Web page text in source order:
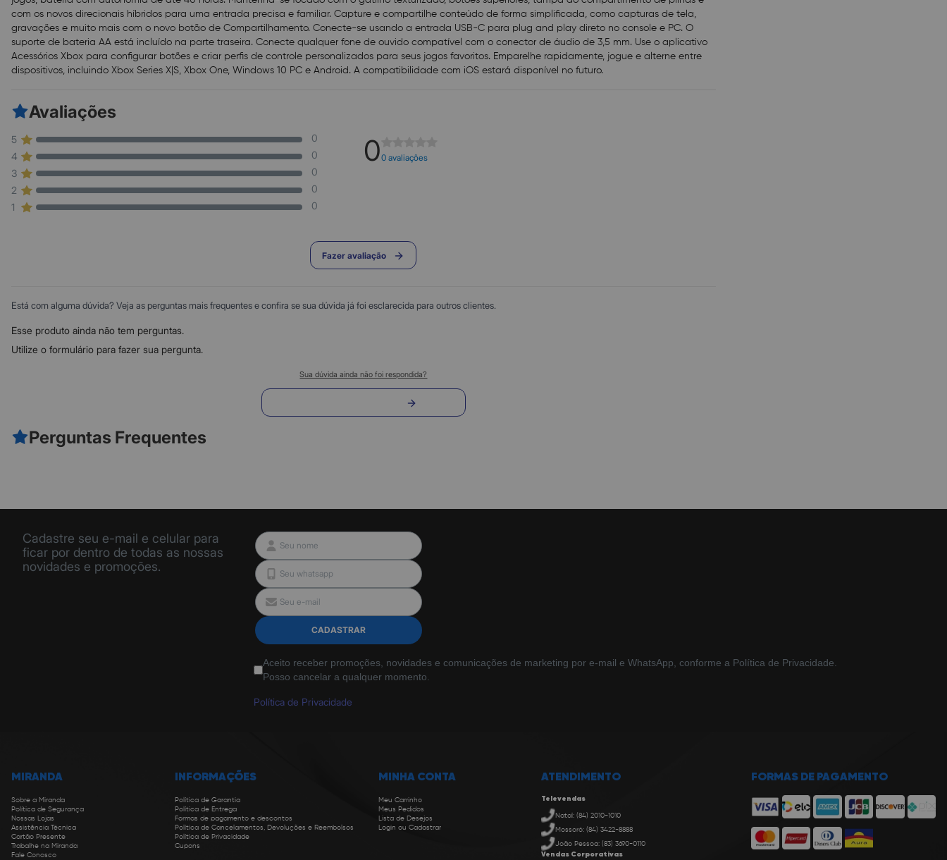
com os novos direcionais híbridos para uma entrada precisa e familiar. Capture e compartilhe conteúdo de forma simplificada, como capturas de tela,
gravações e muito mais com o novo botão de Compartilhamento. Conecte-se usando a entrada USB-C para plug and play direto no console e PC. O
suporte de bateria AA está incluído na parte traseira. Conecte qualquer fone de ouvido compatível com o conector de áudio de 3,5 mm. Use o aplicativo
Acessórios Xbox para configurar botões e criar perfis de controle personalizados para seus jogos favoritos. Emparelhe rapidamente, jogue e alterne entre
dispositivos, incluindo Xbox Series X|S, Xbox One, Windows 10 PC e Android. A compatibilidade com iOS estará disponível no futuro.
Avaliações
5
0
4
0
3
0
2
0
1
0
00 avaliações
Fazer avaliação
Está com alguma dúvida? Veja as perguntas mais frequentes e confira se sua dúvida já foi esclarecida para outros clientes.
Esse produto ainda não tem perguntas.
Utilize o formulário para fazer sua pergunta.
Sua dúvida ainda não foi respondida?
Perguntas Frequentes
Cadastre seu e-mail e celular para
ficar por dentro de todas as nossas
novidades e promoções.
CADASTRAR
Aceito receber promoções, novidades e comunicações de marketing por e-mail e WhatsApp, conforme a Política de Privacidade.
Posso cancelar a qualquer momento.
Política de Privacidade
MIRANDA
Sobre a Miranda
Política de Segurança
Nossas Lojas
Assistência Técnica
Cartão Presente
Trabalhe na Miranda
Fale Conosco
INFORMAÇÕES
Política de Garantia
Política de Entrega
Formas de pagamento e descontos
Política de Cancelamentos, Devoluções e Reembolsos
Política de Privacidade
Cupons
MINHA CONTA
Meu Carrinho
Meus Pedidos
Lista de Desejos
Login ou Cadastrar
ATENDIMENTO
Televendas
Natal: (84) 2010-1010
Mossoró: (84) 3422-8888
João Pessoa: (83) 3690-0110
Vendas Corporativas
FORMAS DE PAGAMENTO